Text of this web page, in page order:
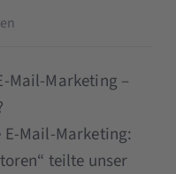
Mail-Marketing –
E-Mail-Marketing:
teilte unser